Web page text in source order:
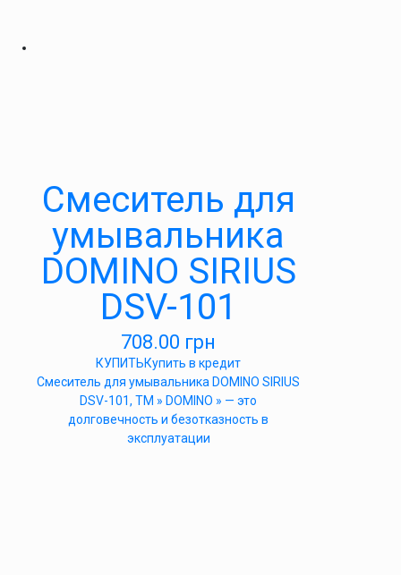
Cмеситель для
умывальника
DOMINO SIRIUS
DSV-101
708.00 грн
КУПИТЬКупить в кредит
Cмеситель для умывальника DOMINO SIRIUS
DSV-101, ТМ » DOMINO » — это
долговечность и безотказность в
эксплуатации